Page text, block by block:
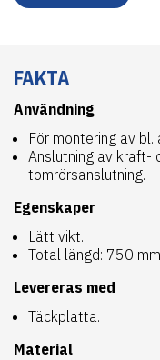
FAKTA
Användning
För montering av
Anslutning av kraft-
tomrörsanslutning.
Egenskaper
Lätt vikt.
Total längd: 750
Levereras med
Täckplatta.
Material